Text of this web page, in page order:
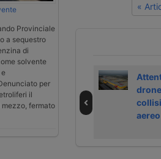
Provinciale
a sequestro
di
solvente
per
il
fermato
«
portare i robot
dal magazzino
alla porta di casa